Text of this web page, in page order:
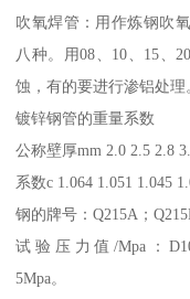
吹氧焊管：用作炼钢吹
八种。用08、10、15、
蚀，有的要进行渗铝处理
镀锌钢管的重量系数
公称壁厚mm 2.0 2.5 2.8
系数c 1.064 1.051 1.045
钢的牌号：Q215A；
试验压力值/Mpa：
5Mpa。